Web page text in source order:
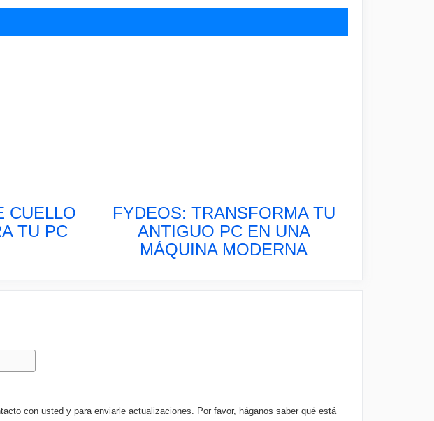
CUELLO
TU PC
FYDEOS: TRANSFORMA TU
ANTIGUO PC EN UNA
MÁQUINA MODERNA
con usted y para enviarle actualizaciones. Por favor, háganos saber qué está